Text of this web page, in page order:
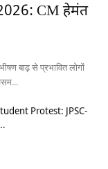
CM हेमंत
बाढ़ से प्रभावित लोगों
Protest: JPSC-